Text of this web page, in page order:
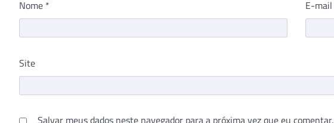
Nome * E-mail
Site
Salvar meus dados neste navegador para a próxima vez que eu comentar.